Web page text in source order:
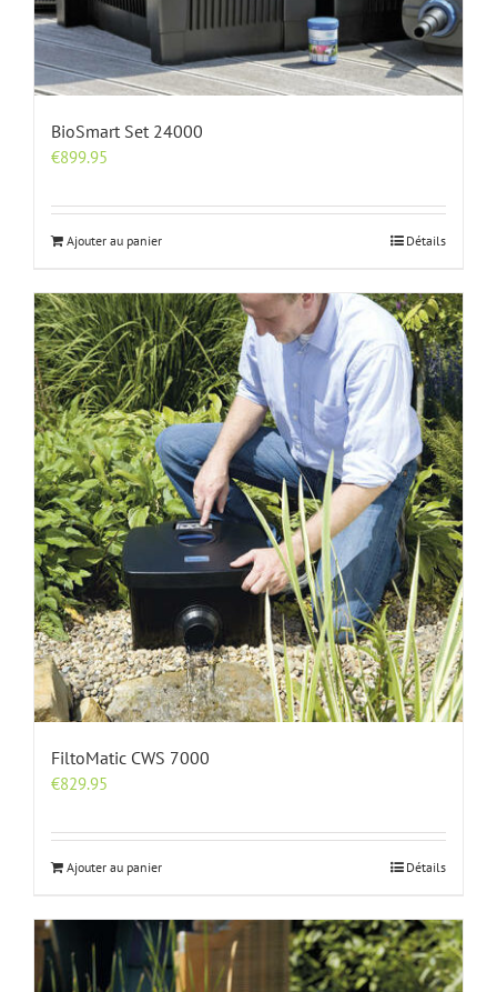
BioSmart Set 24000
€899.95
Ajouter au panier Détails
FiltoMatic CWS 7000
€829.95
Ajouter au panier Détails